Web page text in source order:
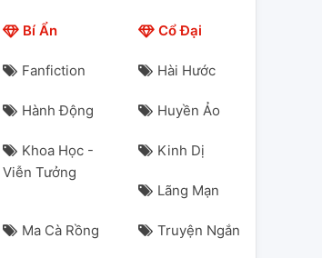
Bí Ẩn Cổ Đại
Fanfiction Hài Hước
Hành Động Huyền Ảo
Khoa Học -
Viễn Tưởng
Kinh Dị
Lãng Mạn
Ma Cà Rồng Truyện Ngắn